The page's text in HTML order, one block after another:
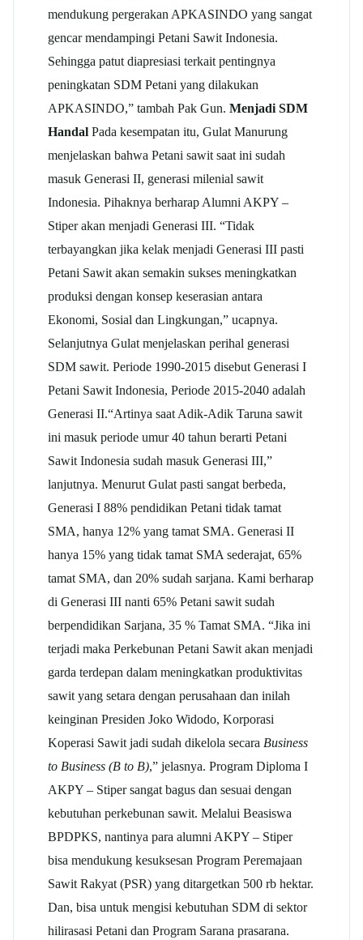
mendukung pergerakan APKASINDO yang sangat
gencar mendampingi Petani Sawit Indonesia.
Sehingga patut diapresiasi terkait pentingnya
peningkatan SDM Petani yang dilakukan
APKASINDO,” tambah Pak Gun. Menjadi SDM
Handal Pada kesempatan itu, Gulat Manurung
menjelaskan bahwa Petani sawit saat ini sudah
masuk Generasi II, generasi milenial sawit
Indonesia. Pihaknya berharap Alumni AKPY –
Stiper akan menjadi Generasi III. “Tidak
terbayangkan jika kelak menjadi Generasi III pasti
Petani Sawit akan semakin sukses meningkatkan
produksi dengan konsep keserasian antara
Ekonomi, Sosial dan Lingkungan,” ucapnya.
Selanjutnya Gulat menjelaskan perihal generasi
SDM sawit. Periode 1990-2015 disebut Generasi I
Petani Sawit Indonesia, Periode 2015-2040 adalah
Generasi II.“Artinya saat Adik-Adik Taruna sawit
ini masuk periode umur 40 tahun berarti Petani
Sawit Indonesia sudah masuk Generasi III,”
lanjutnya. Menurut Gulat pasti sangat berbeda,
Generasi I 88% pendidikan Petani tidak tamat
SMA, hanya 12% yang tamat SMA. Generasi II
hanya 15% yang tidak tamat SMA sederajat, 65%
tamat SMA, dan 20% sudah sarjana. Kami berharap
di Generasi III nanti 65% Petani sawit sudah
berpendidikan Sarjana, 35 % Tamat SMA. “Jika ini
terjadi maka Perkebunan Petani Sawit akan menjadi
garda terdepan dalam meningkatkan produktivitas
sawit yang setara dengan perusahaan dan inilah
keinginan Presiden Joko Widodo, Korporasi
Koperasi Sawit jadi sudah dikelola secara Business
to Business (B to B),” jelasnya. Program Diploma I
AKPY – Stiper sangat bagus dan sesuai dengan
kebutuhan perkebunan sawit. Melalui Beasiswa
BPDPKS, nantinya para alumni AKPY – Stiper
bisa mendukung kesuksesan Program Peremajaan
Sawit Rakyat (PSR) yang ditargetkan 500 rb hektar.
Dan, bisa untuk mengisi kebutuhan SDM di sektor
hilirasasi Petani dan Program Sarana prasarana.